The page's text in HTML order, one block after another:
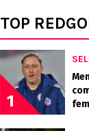
TOP
1